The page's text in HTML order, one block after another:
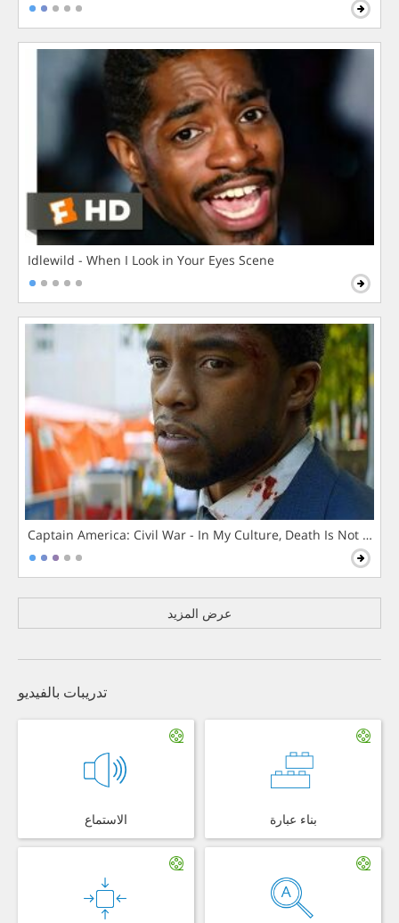
Idlewild - When I Look in Your Eyes Scene
Captain America: Civil War - In My Culture, Death Is Not The
عرض المزيد
تدريبات بالفيديو
الاستماع بناء عبارة